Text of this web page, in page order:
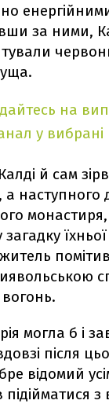
за ними,
на
у вибрані
й сам
а
могла б і
після
відомий
з